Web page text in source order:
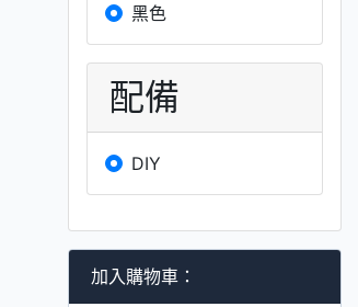
黑色
配備
DIY
加入購物車：